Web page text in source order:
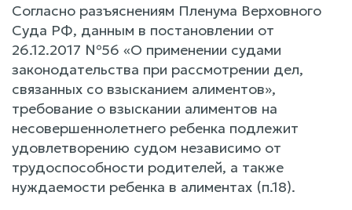
Согласно разъяснениям Пленума Верховного
Суда РФ, данным в постановлении от
26.12.2017 №56 «О применении судами
законодательства при рассмотрении дел,
связанных со взысканием алиментов»,
требование о взыскании алиментов на
несовершеннолетнего ребенка подлежит
удовлетворению судом независимо от
трудоспособности родителей, а также
нуждаемости ребенка в алиментах (п.18).